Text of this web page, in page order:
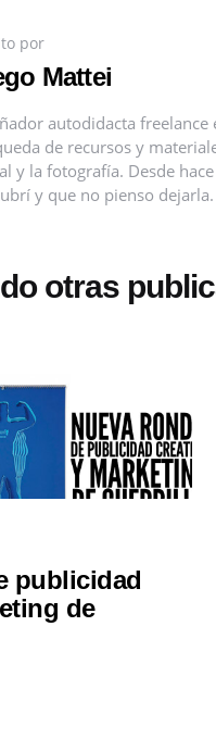
por
Mattei
autodidacta freelance
de recursos y
y la fotografía. Desde
y que no pienso dejarla.
otras
publicidad
de